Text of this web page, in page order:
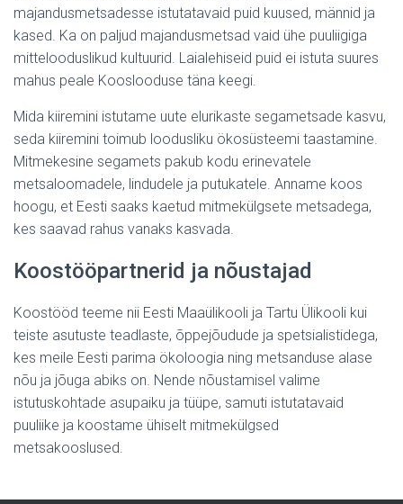
majandusmetsadesse istutatavaid puid kuused, männid ja
kased. Ka on paljud majandusmetsad vaid ühe puuliigiga
mittelooduslikud kultuurid. Laialehiseid puid ei istuta suures
mahus peale Kooslooduse täna keegi.
Mida kiiremini istutame uute elurikaste segametsade kasvu,
seda kiiremini toimub loodusliku ökosüsteemi taastamine.
Mitmekesine segamets pakub kodu erinevatele
metsaloomadele, lindudele ja putukatele. Anname koos
hoogu, et Eesti saaks kaetud mitmekülgsete metsadega,
kes saavad rahus vanaks kasvada.
Koostööpartnerid ja nõustajad
Koostööd teeme nii Eesti Maaülikooli ja Tartu Ülikooli kui
teiste asutuste teadlaste, õppejõudude ja spetsialistidega,
kes meile Eesti parima ökoloogia ning metsanduse alase
nõu ja jõuga abiks on. Nende nõustamisel valime
istutuskohtade asupaiku ja tüüpe, samuti istutatavaid
puuliike ja koostame ühiselt mitmekülgsed
metsakooslused.